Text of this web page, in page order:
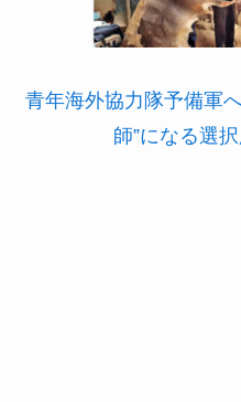
青年海外協力隊予備軍
師”になる選